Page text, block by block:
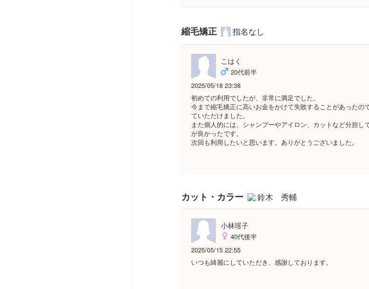
縮毛矯正 指名なし
こはく
20代前半
2025/05/18 23:38
初めての利用でしたが、非常に満足でした。
今まで縮毛矯正に高いお金をかけて失敗することがあったの
ていただけました。
また個人的には、シャンプーやアイロン、カットなど分担し
が良かったです。
次回も利用したいと思います。ありがとうございました。
カット・カラー 鈴木 秀輔
小林瑶子
40代後半
2025/05/15 22:55
いつも綺麗にしていただき、感謝しております。